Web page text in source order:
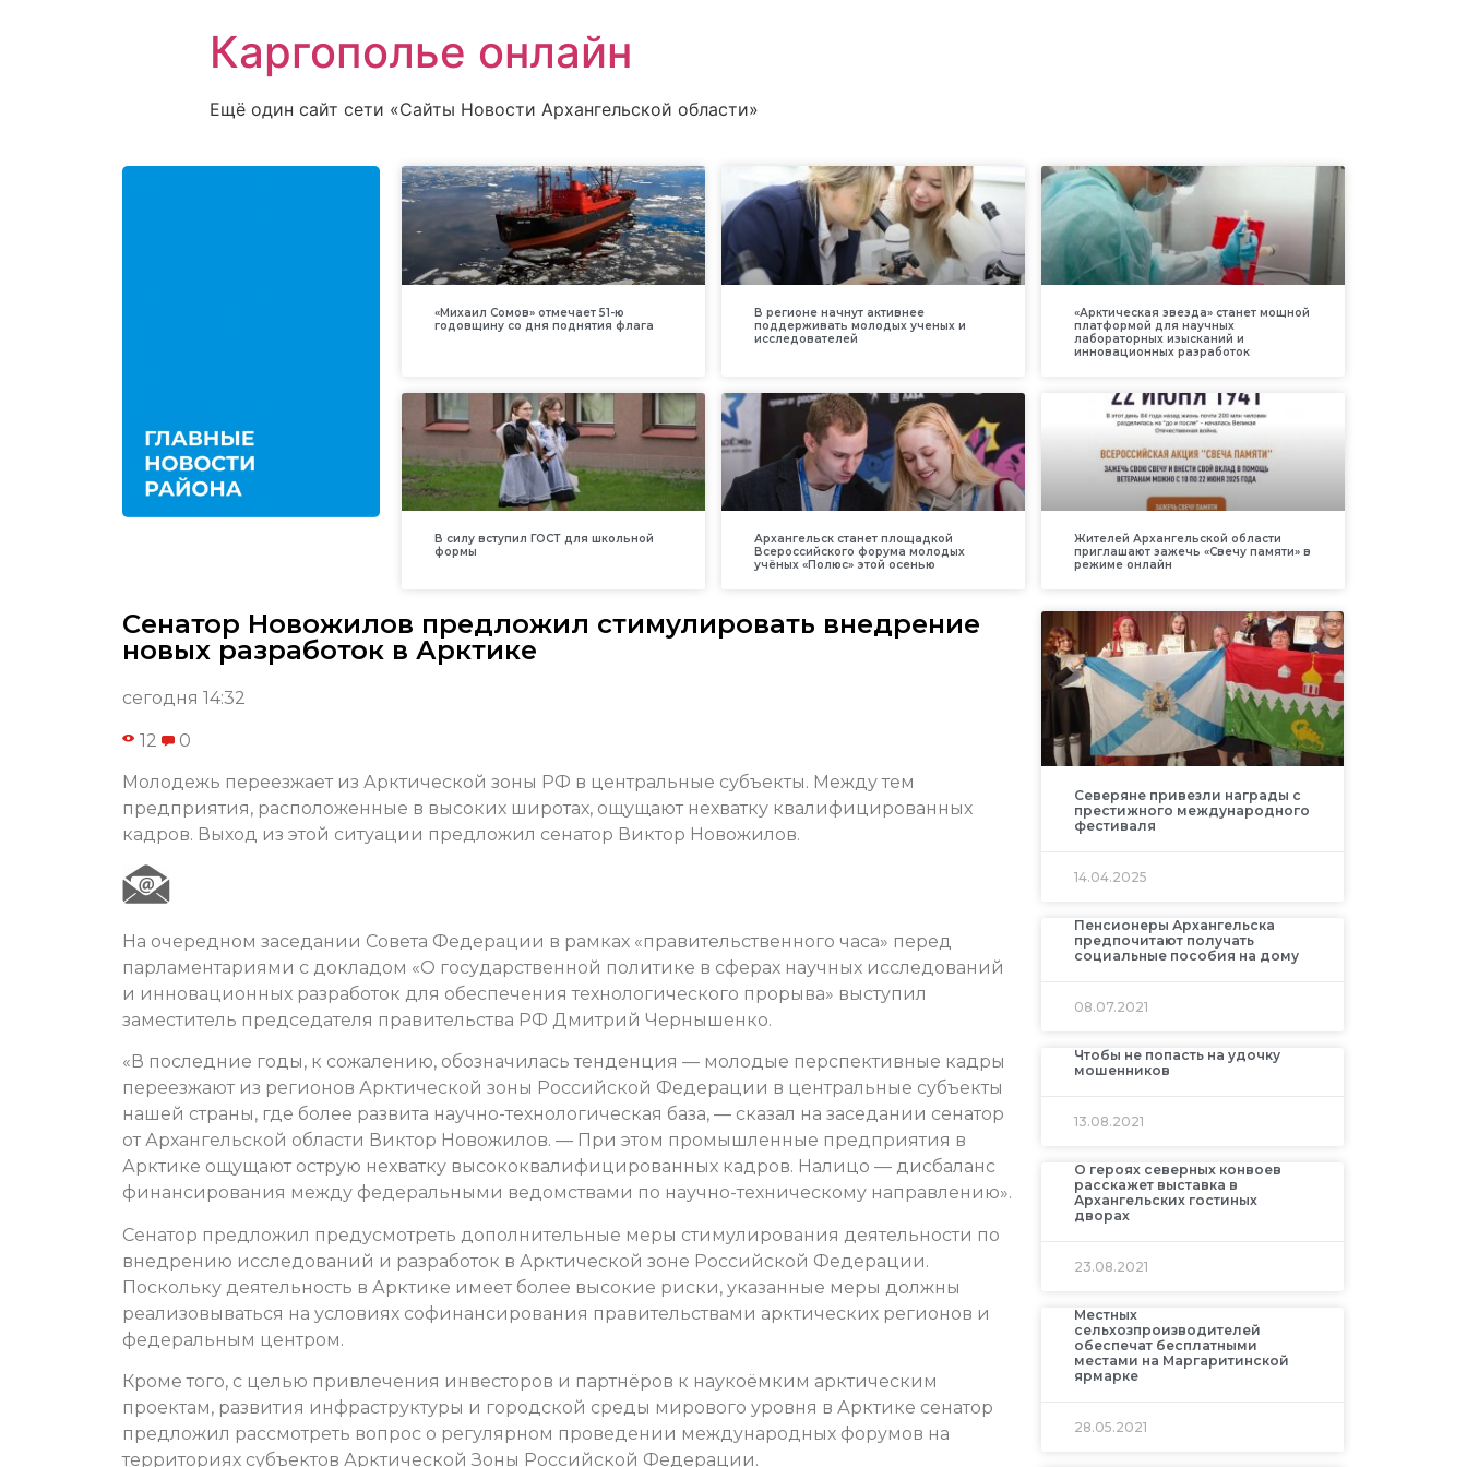
Каргополье онлайн
Ещё один сайт сети «Сайты Новости Архангельской области»
«Михаил Сомов» отмечает 51-ю
годовщину со дня поднятия флага
В регионе начнут активнее
поддерживать молодых ученых и
исследователей
«Арктическая звезда» станет мощной
платформой для научных
лабораторных изысканий и
инновационных разработок
В силу вступил ГОСТ для школьной
формы
Архангельск станет площадкой
Всероссийского форума молодых
учёных «Полюс» этой осенью
Жителей Архангельской области
приглашают зажечь «Свечу памяти» в
режиме онлайн
Сенатор Новожилов предложил стимулировать внедрение
новых разработок в Арктике
сегодня 14:32
12 0
Молодежь переезжает из Арктической зоны РФ в центральные субъекты. Между тем
предприятия, расположенные в высоких широтах, ощущают нехватку квалифицированных
кадров. Выход из этой ситуации предложил сенатор Виктор Новожилов.
На очередном заседании Совета Федерации в рамках «правительственного часа» перед
парламентариями с докладом «О государственной политике в сферах научных исследований
и инновационных разработок для обеспечения технологического прорыва» выступил
заместитель председателя правительства РФ Дмитрий Чернышенко.
«В последние годы, к сожалению, обозначилась тенденция — молодые перспективные кадры
переезжают из регионов Арктической зоны Российской Федерации в центральные субъекты
нашей страны, где более развита научно-технологическая база, — сказал на заседании сенатор
от Архангельской области Виктор Новожилов. — При этом промышленные предприятия в
Арктике ощущают острую нехватку высококвалифицированных кадров. Налицо — дисбаланс
финансирования между федеральными ведомствами по научно-техническому направлению».
Сенатор предложил предусмотреть дополнительные меры стимулирования деятельности по
внедрению исследований и разработок в Арктической зоне Российской Федерации.
Поскольку деятельность в Арктике имеет более высокие риски, указанные меры должны
реализовываться на условиях софинансирования правительствами арктических регионов и
федеральным центром.
Кроме того, с целью привлечения инвесторов и партнёров к наукоёмким арктическим
проектам, развития инфраструктуры и городской среды мирового уровня в Арктике сенатор
предложил рассмотреть вопрос о регулярном проведении международных форумов на
территориях субъектов Арктической Зоны Российской Федерации.
Северяне привезли награды с
престижного международного
фестиваля
14.04.2025
Пенсионеры Архангельска
предпочитают получать
социальные пособия на дому
08.07.2021
Чтобы не попасть на удочку
мошенников
13.08.2021
О героях северных конвоев
расскажет выставка в
Архангельских гостиных
дворах
23.08.2021
Местных
сельхозпроизводителей
обеспечат бесплатными
местами на Маргаритинской
ярмарке
28.05.2021